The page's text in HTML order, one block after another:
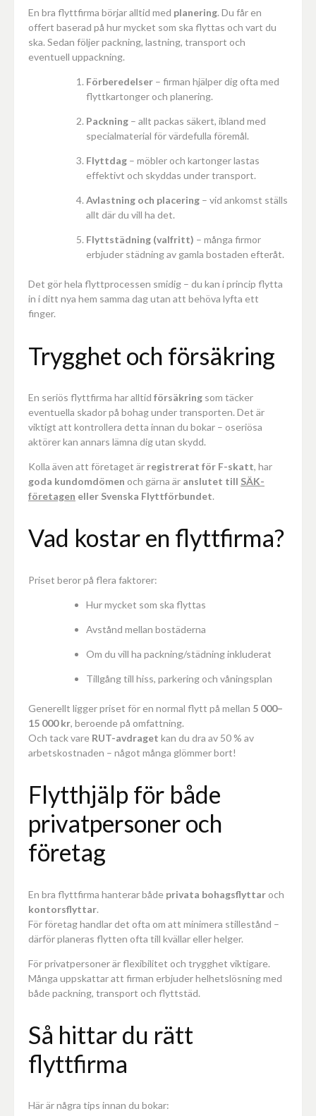
En bra flyttfirma börjar alltid med planering. Du får en
offert baserad på hur mycket som ska flyttas och vart du
ska. Sedan följer packning, lastning, transport och
eventuell uppackning.
Förberedelser – firman hjälper dig ofta med
flyttkartonger och planering.
Packning – allt packas säkert, ibland med
specialmaterial för värdefulla föremål.
Flyttdag – möbler och kartonger lastas
effektivt och skyddas under transport.
Avlastning och placering – vid ankomst ställs
allt där du vill ha det.
Flyttstädning (valfritt) – många firmor
erbjuder städning av gamla bostaden efteråt.
Det gör hela flyttprocessen smidig – du kan i princip flytta
in i ditt nya hem samma dag utan att behöva lyfta ett
finger.
Trygghet och försäkring
En seriös flyttfirma har alltid försäkring som täcker
eventuella skador på bohag under transporten. Det är
viktigt att kontrollera detta innan du bokar – oseriösa
aktörer kan annars lämna dig utan skydd.
Kolla även att företaget är registrerat för F-skatt, har
goda kundomdömen och gärna är anslutet till SÄK-
företagen eller Svenska Flyttförbundet.
Vad kostar en flyttfirma?
Priset beror på flera faktorer:
Hur mycket som ska flyttas
Avstånd mellan bostäderna
Om du vill ha packning/städning inkluderat
Tillgång till hiss, parkering och våningsplan
Generellt ligger priset för en normal flytt på mellan 5 000–
15 000 kr, beroende på omfattning.
Och tack vare RUT-avdraget kan du dra av 50 % av
arbetskostnaden – något många glömmer bort!
Flytthjälp för både
privatpersoner och
företag
En bra flyttfirma hanterar både privata bohagsflyttar och
kontorsflyttar.
För företag handlar det ofta om att minimera stillestånd –
därför planeras flytten ofta till kvällar eller helger.
För privatpersoner är flexibilitet och trygghet viktigare.
Många uppskattar att firman erbjuder helhetslösning med
både packning, transport och flyttstäd.
Så hittar du rätt
flyttfirma
Här är några tips innan du bokar: